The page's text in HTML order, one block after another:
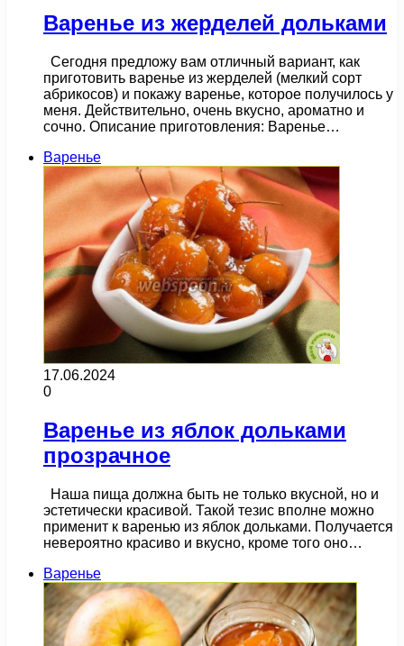
Варенье из жерделей дольками
Сегодня предложу вам отличный вариант, как
приготовить варенье из жерделей (мелкий сорт
абрикосов) и покажу варенье, которое получилось у
меня. Действительно, очень вкусно, ароматно и
сочно. Описание приготовления: Варенье…
Варенье
17.06.2024
0
Варенье из яблок дольками
прозрачное
Наша пища должна быть не только вкусной, но и
эстетически красивой. Такой тезис вполне можно
применит к варенью из яблок дольками. Получается
невероятно красиво и вкусно, кроме того оно…
Варенье